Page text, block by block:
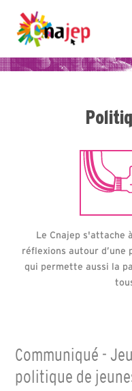
Le Cnajep s'attache
réflexions autour d’une
qui permette aussi la
Communiqué -
politique de